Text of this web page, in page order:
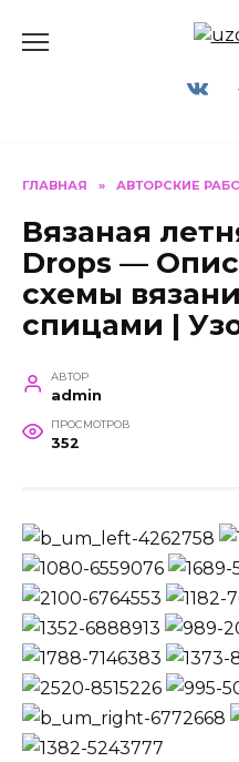
ГЛАВНАЯ » АВТОРСКИЕ
Вязаная
Drops —
схемы
спицами |
АВТОР
admin
ПРОСМОТРОВ
352